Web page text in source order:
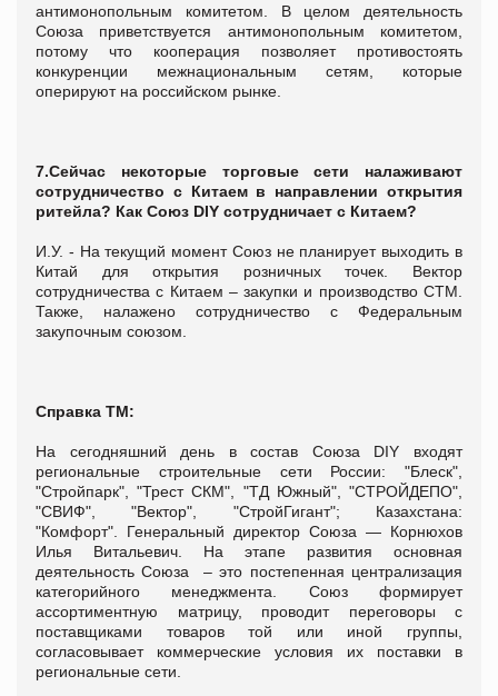
антимонопольным комитетом. В целом деятельность
Союза приветствуется антимонопольным комитетом,
потому что кооперация позволяет противостоять
конкуренции межнациональным сетям, которые
оперируют на российском рынке.
7.Сейчас некоторые торговые сети налаживают
сотрудничество с Китаем в направлении открытия
ритейла? Как Союз DIY сотрудничает с Китаем?
И.У. - На текущий момент Союз не планирует выходить в
Китай для открытия розничных точек. Вектор
сотрудничества с Китаем – закупки и производство СТМ.
Также, налажено сотрудничество с Федеральным
закупочным союзом.
Справка ТМ:
На сегодняшний день в состав Союза DIY входят
региональные строительные сети России: "Блеск",
"Стройпарк", "Трест СКМ", "ТД Южный", "СТРОЙДЕПО",
"СВИФ", "Вектор", "СтройГигант"; Казахстана:
"Комфорт". Генеральный директор Союза — Корнюхов
Илья Витальевич. На этапе развития основная
деятельность Союза – это постепенная централизация
категорийного менеджмента. Союз формирует
ассортиментную матрицу, проводит переговоры с
поставщиками товаров той или иной группы,
согласовывает коммерческие условия их поставки в
региональные сети.